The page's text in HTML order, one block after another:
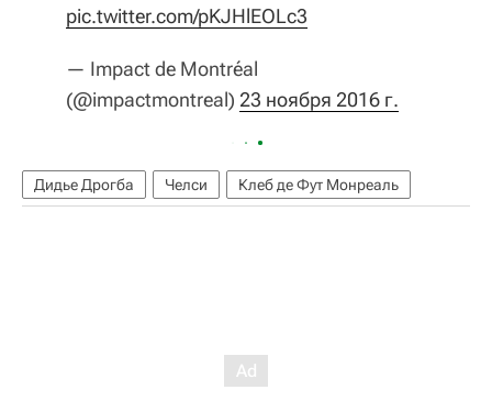
pic.twitter.com/pKJHlEOLc3
— Impact de Montréal
(@impactmontreal) 23 ноября 2016 г.
Дидье Дрогба Челси Клеб де Фут Монреаль